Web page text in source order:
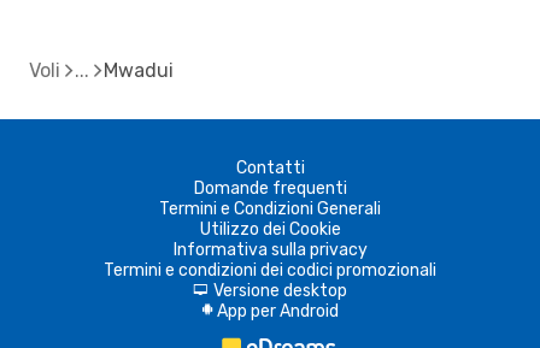
Voli Mwadui
Contatti
Domande frequenti
Termini e Condizioni Generali
Utilizzo dei Cookie
Informativa sulla privacy
Termini e condizioni dei codici promozionali
d Versione desktop
A App per Android